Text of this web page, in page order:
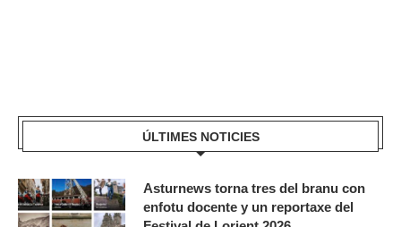
ÚLTIMES NOTICIES
Asturnews torna tres del branu con
enfotu docente y un reportaxe del